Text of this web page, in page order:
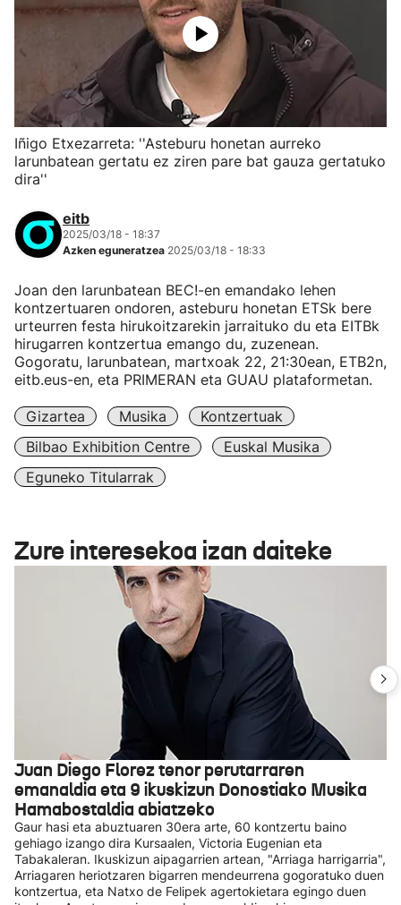
Iñigo Etxezarreta: ''Asteburu honetan aurreko
larunbatean gertatu ez ziren pare bat gauza gertatuko
dira''
eitb
2025/03/18 - 18:37
Azken eguneratzea 2025/03/18 - 18:33
Joan den larunbatean BEC!-en emandako lehen
kontzertuaren ondoren, asteburu honetan ETSk bere
urteurren festa hirukoitzarekin jarraituko du eta EITBk
hirugarren kontzertua emango du, zuzenean.
Gogoratu, larunbatean, martxoak 22, 21:30ean, ETB2n,
eitb.eus-en, eta PRIMERAN eta GUAU plataformetan.
Gizartea Musika
Kontzertuak
Bilbao Exhibition Centre
Euskal Musika
Eguneko Titularrak
Zure interesekoa izan daiteke
Juan Diego Florez tenor perutarraren
emanaldia eta 9 ikuskizun Donostiako Musika
Hamabostaldia abiatzeko
Gaur hasi eta abuztuaren 30era arte, 60 kontzertu baino
gehiago izango dira Kursaalen, Victoria Eugenian eta
Tabakaleran. Ikuskizun aipagarrien artean, "Arriaga harrigarria",
Arriagaren heriotzaren bigarren mendeurrena gogoratuko duen
kontzertua, eta Natxo de Felipek agertokietara egingo duen